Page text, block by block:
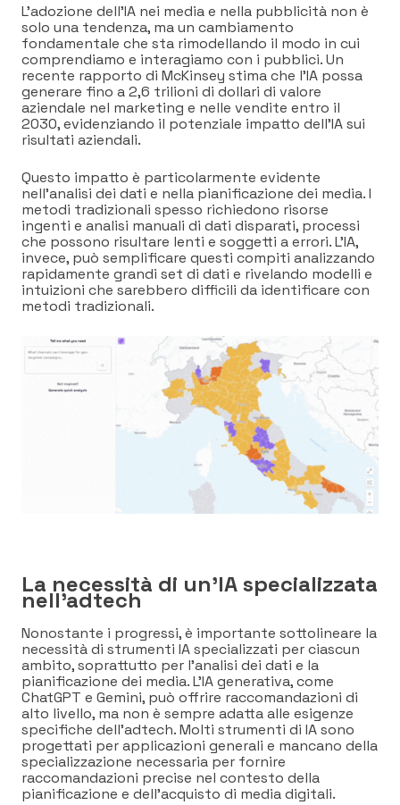
L’adozione dell’IA nei media e nella pubblicità non è
solo una tendenza, ma un cambiamento
fondamentale che sta rimodellando il modo in cui
comprendiamo e interagiamo con i pubblici. Un
recente rapporto di McKinsey stima che l’IA possa
generare fino a 2,6 trilioni di dollari di valore
aziendale nel marketing e nelle vendite entro il
2030, evidenziando il potenziale impatto dell’IA sui
risultati aziendali.
Questo impatto è particolarmente evidente
nell’analisi dei dati e nella pianificazione dei media. I
metodi tradizionali spesso richiedono risorse
ingenti e analisi manuali di dati disparati, processi
che possono risultare lenti e soggetti a errori. L’IA,
invece, può semplificare questi compiti analizzando
rapidamente grandi set di dati e rivelando modelli e
intuizioni che sarebbero difficili da identificare con
metodi tradizionali.
La necessità di un’IA specializzata
nell’adtech
Nonostante i progressi, è importante sottolineare la
necessità di strumenti IA specializzati per ciascun
ambito, soprattutto per l’analisi dei dati e la
pianificazione dei media. L’IA generativa, come
ChatGPT e Gemini, può offrire raccomandazioni di
alto livello, ma non è sempre adatta alle esigenze
specifiche dell’adtech. Molti strumenti di IA sono
progettati per applicazioni generali e mancano della
specializzazione necessaria per fornire
raccomandazioni precise nel contesto della
pianificazione e dell’acquisto di media digitali.